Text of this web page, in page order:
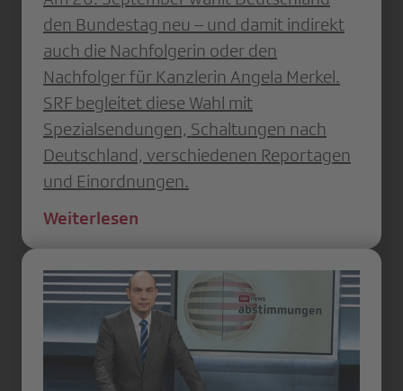
den Bundestag neu – und damit indirekt
auch die Nachfolgerin oder den
Nachfolger für Kanzlerin Angela Merkel.
SRF begleitet diese Wahl mit
Spezialsendungen, Schaltungen nach
Deutschland, verschiedenen Reportagen
und Einordnungen.
Weiterlesen